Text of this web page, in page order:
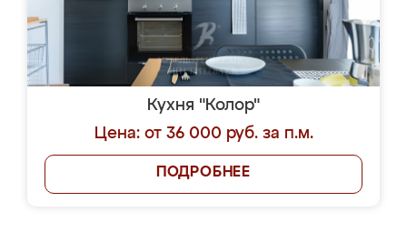
Кухня "Колор"
Цена: от 36 000 руб. за п.м.
ПОДРОБНЕЕ